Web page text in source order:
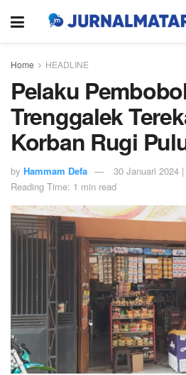
Home HEADLINE
Pelaku
Trenggalek
Korban Rugi
by Hammam Defa
30 Januari 2024
Reading Time: 1 min read